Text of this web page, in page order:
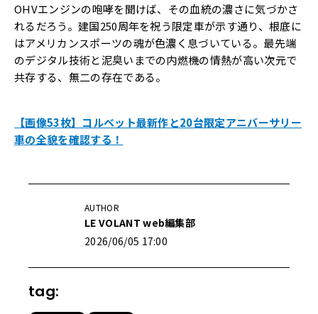
OHVエンジンの咆哮を聞けば、その血統の濃さに気づかさ
れるだろう。建国250周年を祝う限定車が示す通り、根底に
はアメリカンスポーツの魂が色濃く息づいている。最先端
のデジタル技術と泥臭いまでの内燃機の情熱が高い次元で
共存する、無二の存在である。
【画像53枚】コルベット最新作と20台限定アニバーサリー
車の全貌を確認する！
AUTHOR
LE VOLANT web編集部
2026/06/05 17:00
tag: